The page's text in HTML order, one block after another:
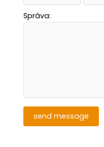
Správa: